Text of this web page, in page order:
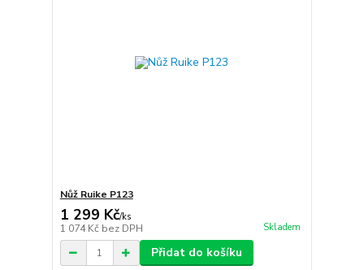
Nůž Ruike P123
1 299 Kč/ks
1 074 Kč bez DPH Skladem
Přidat do košíku